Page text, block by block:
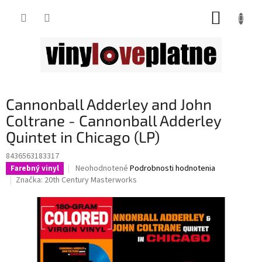
Cannonball Adderley and John
Coltrane - Cannonball Adderley
Quintet in Chicago (LP)
8436563183317
Farebný vinyl
Priemerné
hodnotenie
je
0,0
z
5
hviezdičiek.
Neohodnotené Podrobnosti hodnotenia
Značka: 20th Century Masterworks